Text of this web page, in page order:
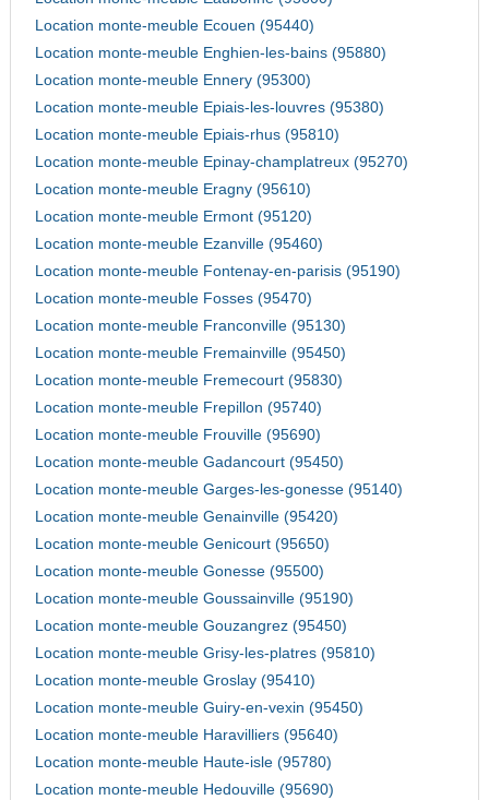
Location monte-meuble Ecouen (95440)
Location monte-meuble Enghien-les-bains (95880)
Location monte-meuble Ennery (95300)
Location monte-meuble Epiais-les-louvres (95380)
Location monte-meuble Epiais-rhus (95810)
Location monte-meuble Epinay-champlatreux (95270)
Location monte-meuble Eragny (95610)
Location monte-meuble Ermont (95120)
Location monte-meuble Ezanville (95460)
Location monte-meuble Fontenay-en-parisis (95190)
Location monte-meuble Fosses (95470)
Location monte-meuble Franconville (95130)
Location monte-meuble Fremainville (95450)
Location monte-meuble Fremecourt (95830)
Location monte-meuble Frepillon (95740)
Location monte-meuble Frouville (95690)
Location monte-meuble Gadancourt (95450)
Location monte-meuble Garges-les-gonesse (95140)
Location monte-meuble Genainville (95420)
Location monte-meuble Genicourt (95650)
Location monte-meuble Gonesse (95500)
Location monte-meuble Goussainville (95190)
Location monte-meuble Gouzangrez (95450)
Location monte-meuble Grisy-les-platres (95810)
Location monte-meuble Groslay (95410)
Location monte-meuble Guiry-en-vexin (95450)
Location monte-meuble Haravilliers (95640)
Location monte-meuble Haute-isle (95780)
Location monte-meuble Hedouville (95690)